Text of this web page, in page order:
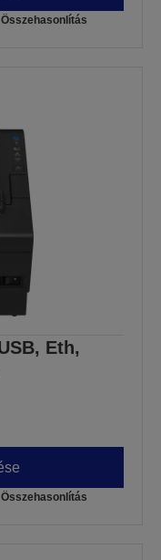
Összehasonlítás
Eth,
Összehasonlítás